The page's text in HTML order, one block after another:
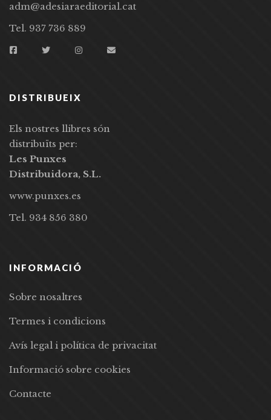
adm@adesiaraeditorial.cat
Tel. 937 736 889
DISTRIBUEIX
Els nostres llibres són
distribuïts per:
Les Punxes
Distribuidora, S.L.
www.punxes.es
Tel. 934 856 380
INFORMACIÓ
Sobre nosaltres
Termes i condicions
Avís legal i política de privacitat
Informació sobre cookies
Contacte